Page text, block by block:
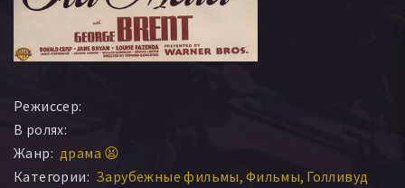
Режиссер:
В ролях:
Жанр: драма 😫
Категории: Зарубежные фильмы Фильмы Голливуд